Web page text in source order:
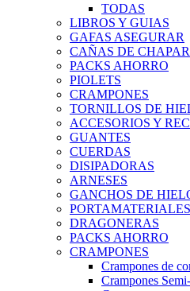
TODAS
LIBROS Y GUIAS
GAFAS ASEGURAR
CAÑAS DE CHAPAR
PACKS AHORRO
PIOLETS
CRAMPONES
TORNILLOS DE
ACCESORIOS Y
GUANTES
CUERDAS
DISIPADORAS
ARNESES
GANCHOS DE
PORTAMATERIALES
DRAGONERAS
PACKS AHORRO
CRAMPONES
Crampones de
Crampones